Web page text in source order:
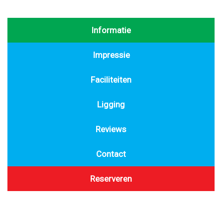
Informatie
Impressie
Faciliteiten
Ligging
Reviews
Contact
Reserveren